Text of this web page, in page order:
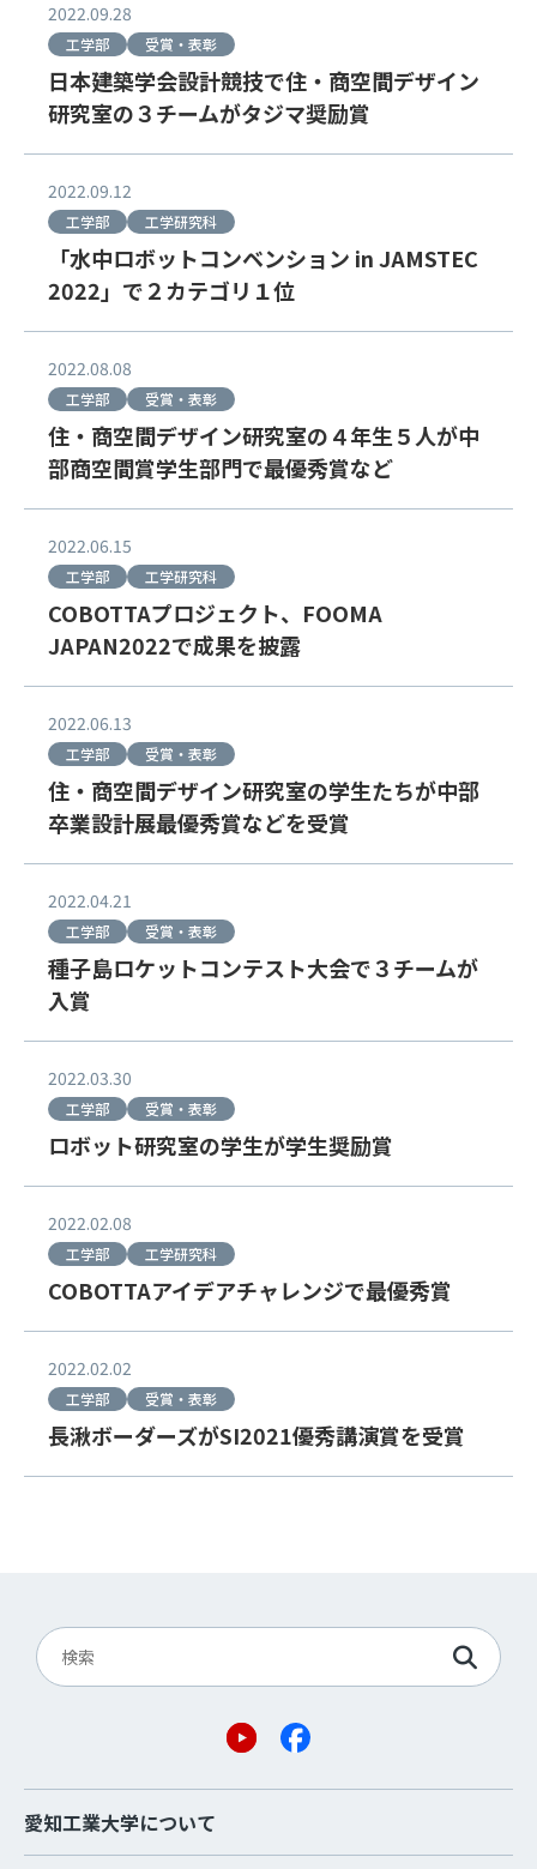
2022.09.28
工学部 受賞・表彰
日本建築学会設計競技で住・商空間デザイン
研究室の３チームがタジマ奨励賞
2022.09.12
工学部 工学研究科
「水中ロボットコンベンション in JAMSTEC
2022」で２カテゴリ１位
2022.08.08
工学部 受賞・表彰
住・商空間デザイン研究室の４年生５人が中
部商空間賞学生部門で最優秀賞など
2022.06.15
工学部 工学研究科
COBOTTAプロジェクト、FOOMA
JAPAN2022で成果を披露
2022.06.13
工学部 受賞・表彰
住・商空間デザイン研究室の学生たちが中部
卒業設計展最優秀賞などを受賞
2022.04.21
工学部 受賞・表彰
種子島ロケットコンテスト大会で３チームが
入賞
2022.03.30
工学部 受賞・表彰
ロボット研究室の学生が学生奨励賞
2022.02.08
工学部 工学研究科
COBOTTAアイデアチャレンジで最優秀賞
2022.02.02
工学部 受賞・表彰
長湫ボーダーズがSI2021優秀講演賞を受賞
愛知工業大学について